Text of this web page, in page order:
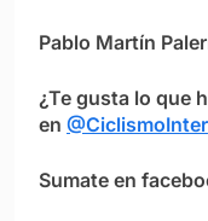
Pablo Martín
¿Te gusta lo que
en @CiclismoInter
Sumate en